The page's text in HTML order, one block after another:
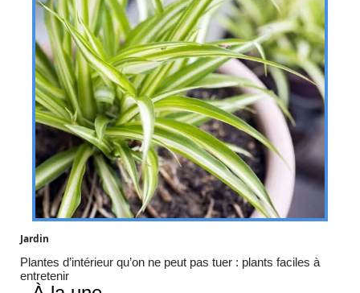
Jardin
Plantes d’intérieur qu’on ne peut pas tuer : plants faciles à
entretenir